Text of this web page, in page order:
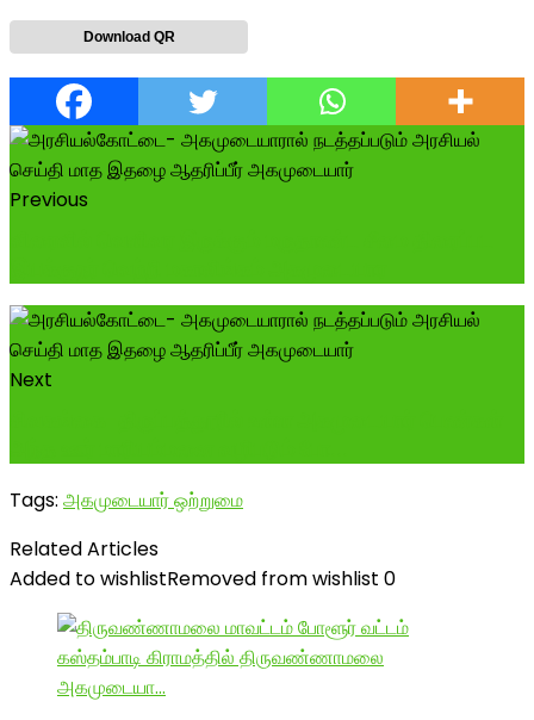
Download QR
Previous
Next
Tags: அகமுடையார் ஒற்றுமை
Related Articles
Added to wishlistRemoved from wishlist 0